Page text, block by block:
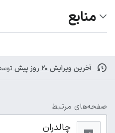
منابع
آخرین ویرایش ۲۰ روز پیش
صفحه‌های مرتبط
چالدران